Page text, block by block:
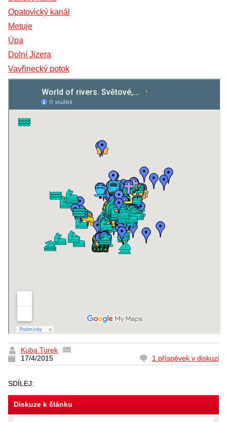
Opatovický kanál
Metuje
Úpa
Dolní Jizera
Vavřinecký potok
Kuba Turek
17/4/2015
1 příspěvek v diskuzi
SDÍLEJ:
Diskuze k článku